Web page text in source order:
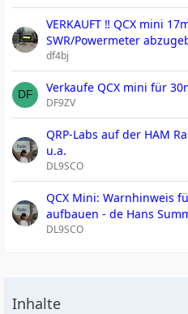
VERKAUFT ‼️ QCX mini
SWR/Powermeter
df4bj
Verkaufe QCX mini für
DF9ZV
QRP-Labs auf der HAM
u.a.
DL9SCO
QCX Mini: Warnhinweis
aufbauen - de Hans
DL9SCO
Inhalte